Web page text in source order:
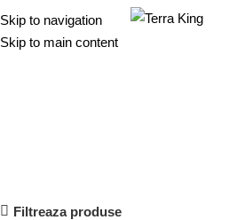
Skip to navigation
Skip to main content
Filtreaza produse